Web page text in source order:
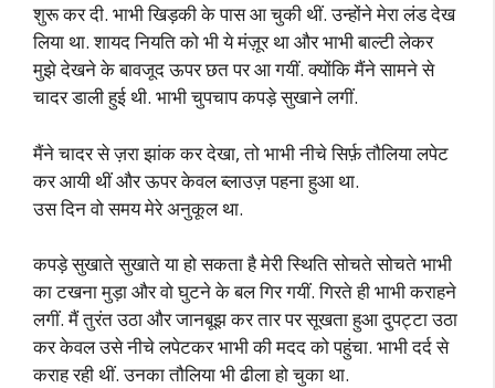
शुरू कर दी. भाभी खिड़की के पास आ चुकी थीं. उन्होंने मेरा लंड देख
लिया था. शायद नियति को भी ये मंज़ूर था और भाभी बाल्टी लेकर
मुझे देखने के बावजूद ऊपर छत पर आ गयीं. क्योंकि मैंने सामने से
चादर डाली हुई थी. भाभी चुपचाप कपड़े सुखाने लगीं.
मैंने चादर से ज़रा झांक कर देखा, तो भाभी नीचे सिर्फ़ तौलिया लपेट
कर आयी थीं और ऊपर केवल ब्लाउज़ पहना हुआ था.
उस दिन वो समय मेरे अनुकूल था.
कपड़े सुखाते सुखाते या हो सकता है मेरी स्थिति सोचते सोचते भाभी
का टखना मुड़ा और वो घुटने के बल गिर गयीं. गिरते ही भाभी कराहने
लगीं. मैं तुरंत उठा और जानबूझ कर तार पर सूखता हुआ दुपट्टा उठा
कर केवल उसे नीचे लपेटकर भाभी की मदद को पहुंचा. भाभी दर्द से
कराह रही थीं. उनका तौलिया भी ढीला हो चुका था.